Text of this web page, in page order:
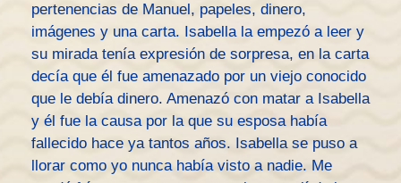
pertenencias de Manuel, papeles, dinero,
imágenes y una carta. Isabella la empezó a leer y
su mirada tenía expresión de sorpresa, en la carta
decía que él fue amenazado por un viejo conocido
que le debía dinero. Amenazó con matar a Isabella
y él fue la causa por la que su esposa había
fallecido hace ya tantos años. Isabella se puso a
llorar como yo nunca había visto a nadie. Me